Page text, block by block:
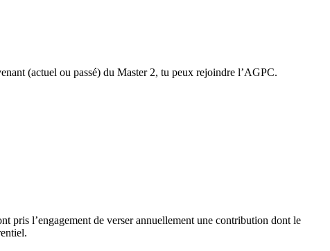
(actuel ou passé) du Master 2, tu peux rejoindre l’AGPC.
pris l’engagement de verser annuellement une contribution dont le